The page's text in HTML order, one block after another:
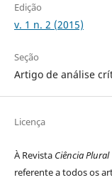
Edição
v. 1 n. 2 (2015)
Seção
Artigo de análise
Licença
À Revista Ciência Plural
referente a todos os